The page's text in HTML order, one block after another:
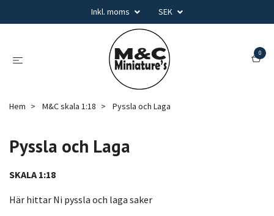
Inkl. moms SEK
0
Hem M&C skala 1:18 Pyssla och Laga
Pyssla och Laga
SKALA 1:18
Här hittar Ni pyssla och laga saker